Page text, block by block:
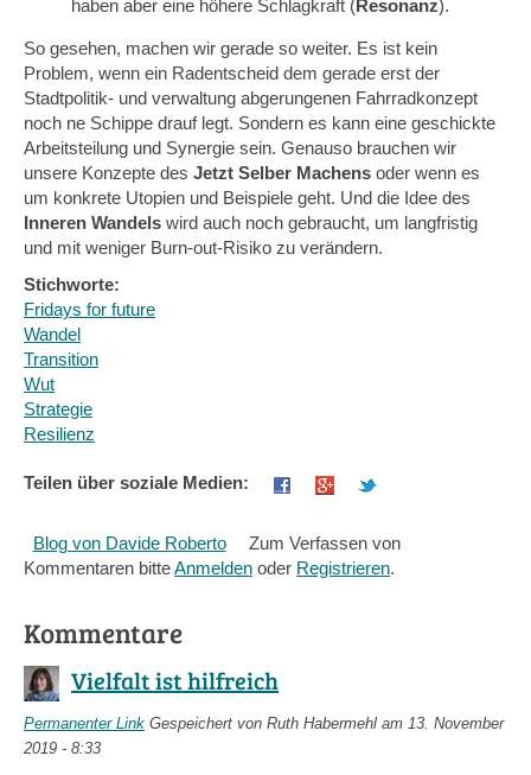
haben aber eine höhere Schlagkraft ( Resonanz).
So gesehen, machen wir gerade so weiter. Es ist kein
Problem, wenn ein Radentscheid dem gerade erst der
Stadtpolitik- und verwaltung abgerungenen Fahrradkonzept
noch ne Schippe drauf legt. Sondern es kann eine geschickte
Arbeitsteilung und Synergie sein. Genauso brauchen wir
unsere Konzepte des Jetzt Selber Machens oder wenn es
um konkrete Utopien und Beispiele geht. Und die Idee des
Inneren Wandels wird auch noch gebraucht, um langfristig
und mit weniger Burn-out-Risiko zu verändern.
Stichworte:
Fridays for future
Wandel
Transition
Wut
Strategie
Resilienz
Teilen über soziale Medien:
Blog von Davide Roberto
Zum Verfassen von
Kommentaren bitteAnmelden oder Registrieren.
Kommentare
Vielfalt ist hilfreich
Permanenter Link Gespeichert von Ruth Habermehl am 13. November
2019 - 8:33